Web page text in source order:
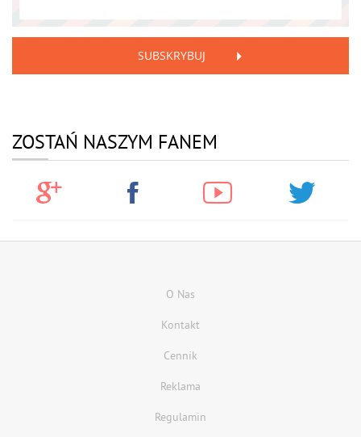
SUBSKRYBUJ
ZOSTAŃ NASZYM FANEM
O Nas
Kontakt
Cennik
Reklama
Regulamin